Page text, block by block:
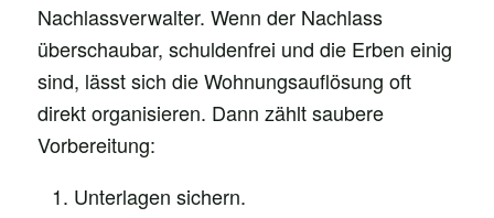
Nachlassverwalter. Wenn der Nachlass
überschaubar, schuldenfrei und die Erben einig
sind, lässt sich die Wohnungsauflösung oft
direkt organisieren. Dann zählt saubere
Vorbereitung:
Unterlagen sichern.